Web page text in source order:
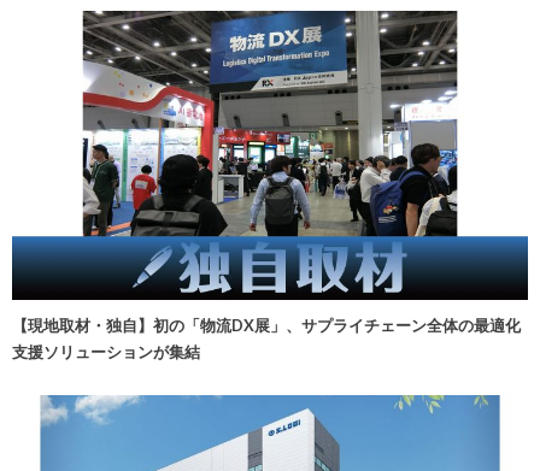
【現地取材・独自】初の「物流DX展」、サプライチェーン全体の最適化
支援ソリューションが集結